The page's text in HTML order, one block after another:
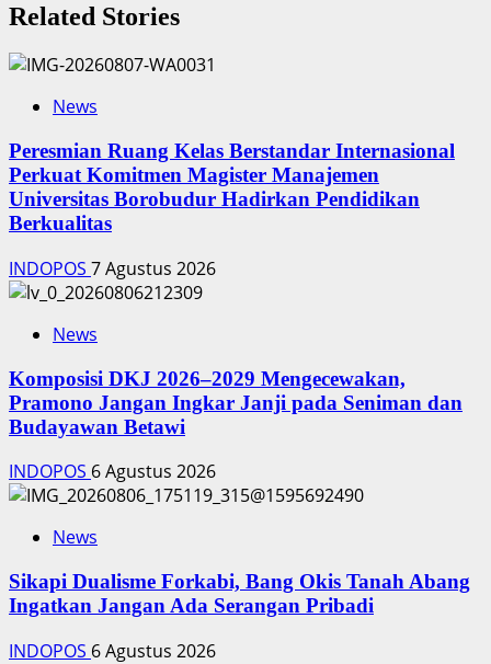
Related Stories
News
Peresmian Ruang Kelas Berstandar Internasional
Perkuat Komitmen Magister Manajemen
Universitas Borobudur Hadirkan Pendidikan
Berkualitas
INDOPOS 7 Agustus 2026
News
Komposisi DKJ 2026–2029 Mengecewakan,
Pramono Jangan Ingkar Janji pada Seniman dan
Budayawan Betawi
INDOPOS 6 Agustus 2026
News
Sikapi Dualisme Forkabi, Bang Okis Tanah Abang
Ingatkan Jangan Ada Serangan Pribadi
INDOPOS 6 Agustus 2026